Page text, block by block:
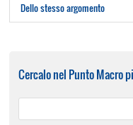
Dello stesso argomento
Cercalo nel Punto Macro